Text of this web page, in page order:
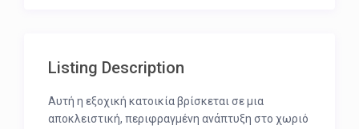
Listing Description
Αυτή η εξοχική κατοικία βρίσκεται σε μια
αποκλειστική, περιφραγμένη ανάπτυξη στο χωριό